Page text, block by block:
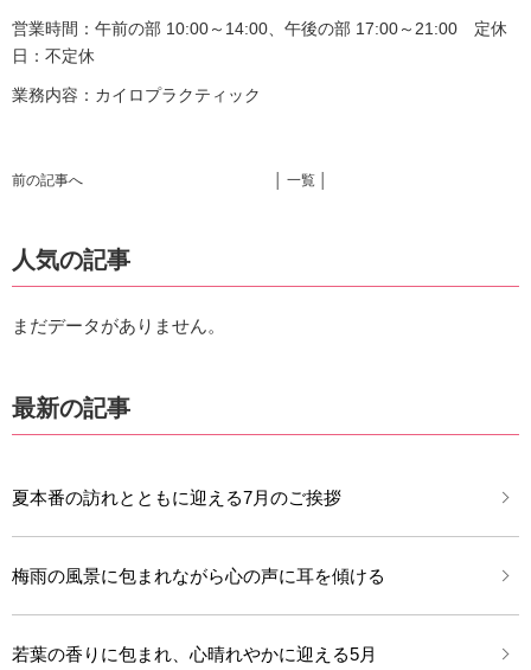
営業時間：午前の部 10:00～14:00、午後の部 17:00～21:00 定休
日：不定休
業務内容：カイロプラクティック
前の記事へ │ 一覧 │
人気の記事
まだデータがありません。
最新の記事
夏本番の訪れとともに迎える7月のご挨拶
梅雨の風景に包まれながら心の声に耳を傾ける
若葉の香りに包まれ、心晴れやかに迎える5月